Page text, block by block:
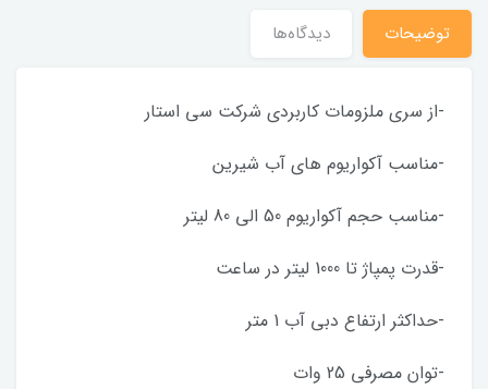
توضیحات دیدگاه‌ها
-از سری ملزومات کاربردی شرکت سی استار
-مناسب آکواریوم های آب شیرین
-مناسب حجم آکواریوم 50 الی 80 لیتر
-قدرت پمپاژ تا 1000 لیتر در ساعت
-حداکثر ارتفاع دبی آب 1 متر
-توان مصرفی 25 وات